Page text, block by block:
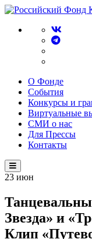
О Фонде
События
Конкурсы и
Виртуальные
СМИ о нас
Для Прессы
Контакты
23 июн
Звезда» и
Клип